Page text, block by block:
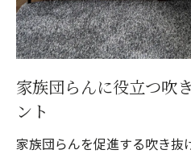
家族団らんに役立つ吹
ント
家族団らんを促進する吹き抜